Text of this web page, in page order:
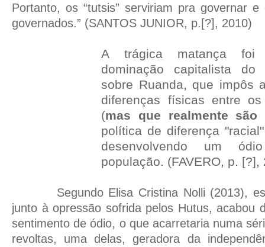
Portanto, os “tutsis” serviriam pra governar
governados.” (SANTOS JUNIOR, p.[?], 2010)
A trágica matança foi
dominação capitalista do
sobre Ruanda, que impôs
diferenças físicas entre
(mas que realmente são
política de diferença
desenvolvendo um
população. (FAVERO, p.
Segundo Elisa Cristina Nolli (2013),
junto à opressão sofrida pelos Hutus, acabou
sentimento de ódio, o que acarretaria numa
revoltas, uma delas, geradora da